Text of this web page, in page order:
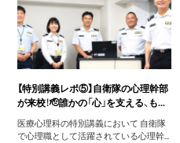
【特別講義レポ⑤】自衛隊の心理幹部
が来校！🫡誰かの「心」を支える、も...
医療心理科の特別講義において 自衛隊
で心理職として活躍されている心理幹...